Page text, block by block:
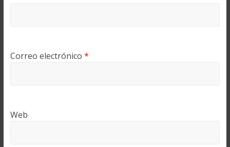
Correo electrónico *
Web